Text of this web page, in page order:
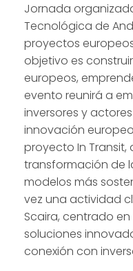
Jornada
Tecnológica de
proyectos
objetivo es
europeos,
evento reunirá a
inversores y
innovación
proyecto In Transit,
transformación de
modelos más
vez una actividad
Scaira, centrado
soluciones
conexión con